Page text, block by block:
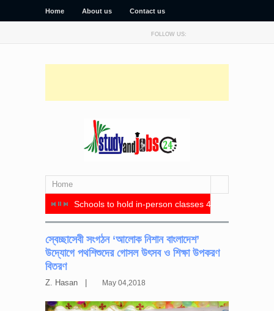
Home About us Contact us
FOLLOW US:
Home
মধ্যে সমঝোতা স্মারক স্বাক্ষরSchools to hold in-person classes 4 days a week,
স্বেচ্ছাসেবী সংগঠন ‘আলোক নিশান বাংলাদেশ’
উদ্যোগে পথশিশুদের গোসল উৎসব ও শিক্ষা উপকরণ
বিতরণ
Z. Hasan | May 04,2018